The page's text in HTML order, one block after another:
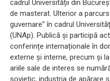
cadrul Universității din
de masterat. Ulterior a
guvernare” în cadrul
(UNAp). Publică și participă
conferințe internaționale în
externe și interne, precum și
ariile sale de interes se
sovietic, industria de apărare